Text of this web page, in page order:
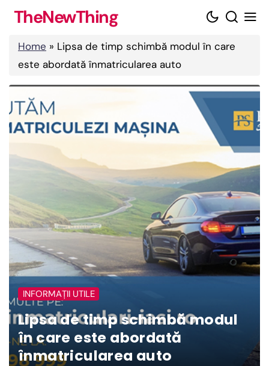
Skip
content
TheNewThing
Home » Lipsa de timp schimbă modul în care
este abordată înmatricularea auto
INFORMAȚII UTILE
Lipsa de timp schimbă modul
în care este abordată
înmatricularea auto